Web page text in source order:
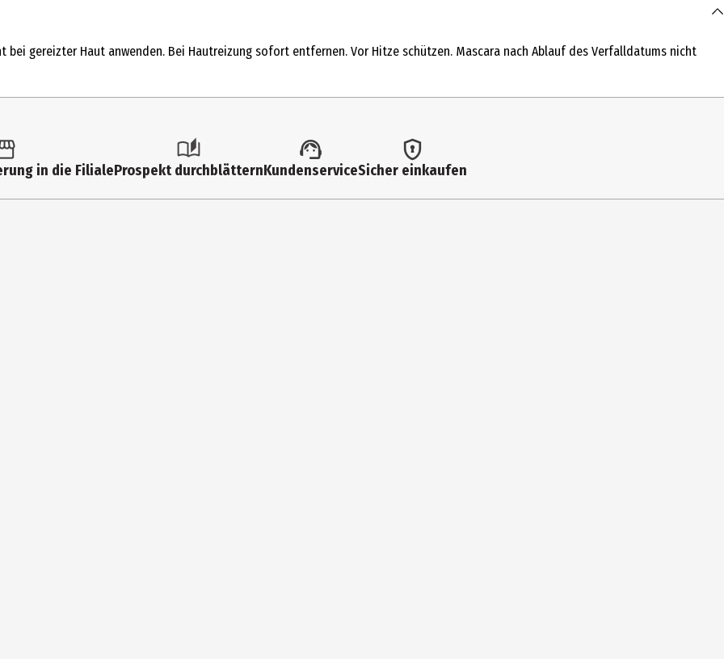
• ALCOHOL DENAT. • BUTYROSPERMUM PARKII BUTTER / SHEA BUTTER • AMMONIUM POLYACRYLOYLDIMETHYL TAURATE •
• POLYSILICONE-11 • PHENOXYETHANOL • PENTAERYTHRITYL TETRAETHYLHEXANOATE • JOJOBA ESTERS • CAPRYLOYL
CITRATE • POLYACRYLAMIDE • BORON NITRIDE • POLYGLYCERYL-3 BEESWAX • CETYL ALCOHOL • C13-14 ISOALKANE • ADENOSINE • DISODIUM
POLYDIMETHYLSILOXYETHYL DIMETHICONE • ISOPROPYL TITANIUM TRIISOSTEARATE • TIN OXIDE • SODIUM STEARATE •
bei gereizter Haut anwenden. Bei Hautreizung sofort entfernen. Vor Hitze schützen. Mascara nach Ablauf des Verfalldatums nicht
in die FilialeProspekt durchblätternKundenserviceSicher einkaufen